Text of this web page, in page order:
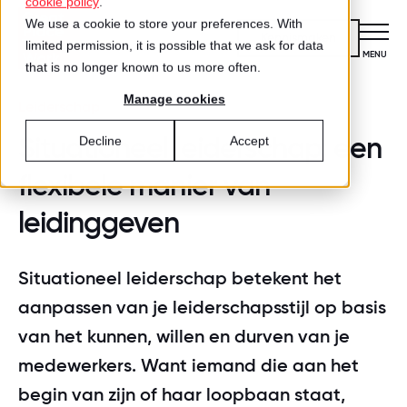
We use a cookie to store your preferences. With
limited permission, it is possible that we ask for data
that is no longer known to us more often.
Manage cookies
Accept
Decline
Kennismaken
MENU
CLOSE
VOOR ORGANISATIES
Wat is certificering?
Aanmelden voor certificering
VOOR MEDEWERKERS
Gecertificeerde organisaties
TEST
Is jouw organisatie een great place
to work?
Diensten
Medewerkersonderzoek
Certificering
Best Workplaces
Culture Coaching
Best Workplaces™
ZO WERKT HET
Hoe werkt het?
Aanmelden
Best Workplaces™ Nederland
Inspiratie
Agenda
Blog
Ons verhaal
Situationeel leiderschap: een
flexibele manier van
leidinggeven
Situationeel leiderschap betekent het
aanpassen van je leiderschapsstijl op basis
van het kunnen, willen en durven van je
medewerkers. Want iemand die aan het
begin van zijn of haar loopbaan staat,